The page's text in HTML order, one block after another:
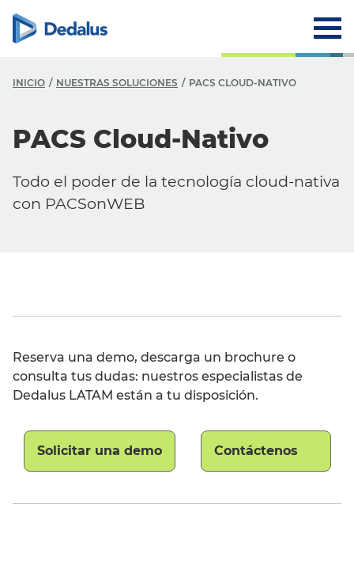
INICIO NUESTRAS SOLUCIONES PACS CLOUD-NATIVO
PACS Cloud-Nativo
Todo el poder de la tecnología cloud-nativa
con PACSonWEB
Reserva una demo, descarga un brochure o
consulta tus dudas: nuestros especialistas de
Dedalus LATAM están a tu disposición.
Solicitar una demo Contáctenos